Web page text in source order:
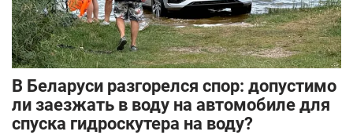
В Беларуси разгорелся спор: допустимо
ли заезжать в воду на автомобиле для
спуска гидроскутера на воду?